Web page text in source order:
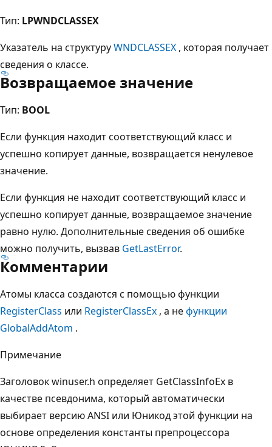
Тип: LPWNDCLASSEX
Указатель на структуруWNDCLASSEX , которая получает
сведения о классе.
Возвращаемое значение
Тип: BOOL
Если функция находит соответствующий класс и
успешно копирует данные, возвращается ненулевое
значение.
Если функция не находит соответствующий класс и
успешно копирует данные, возвращаемое значение
равно нулю. Дополнительные сведения об ошибке
можно получить, вызвав GetLastError.
Комментарии
Атомы класса создаются с помощью функции
RegisterClass или RegisterClassEx , а нефункции
GlobalAddAtom .
Примечание
Заголовок winuser.h определяет GetClassInfoEx в
качестве псевдонима, который автоматически
выбирает версию ANSI или Юникод этой функции на
основе определения константы препроцессора